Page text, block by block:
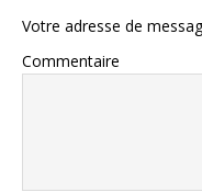
Votre adresse de
Commentaire